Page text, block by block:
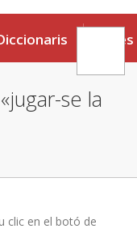
Eines
se la
clic en el botó de